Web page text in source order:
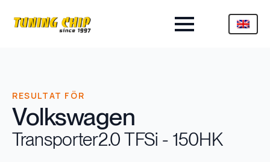
RESULTAT FÖR
Volkswagen
Transporter2.0 TFSi - 150HK